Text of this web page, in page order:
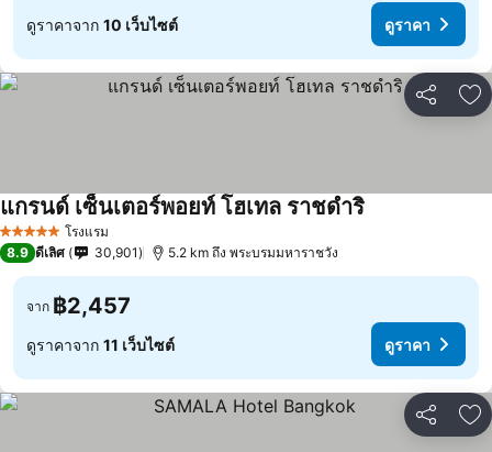
ดูราคาจาก 10 เว็บไซต์ ดูราคา
แชร์ เ
5 ดาว โรงแรม
แกรนด์ เซ็นเตอร์พอยท์ โฮเทล ราชดำริ
8.9 ดีเลิศ 30,901 5.2 km ถึง พระบรมมหาราชวัง
จาก ฿2,457
ดูราคาจาก 11 เว็บไซต์ ดูราคา
แชร์ เ